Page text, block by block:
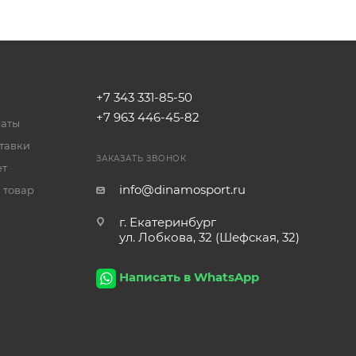
товар
+7 343 331-85-50
+7 963 446-45-82
ЗАКАЗАТЬ ЗВОНОК
info@dinamosport.ru
г. Екатеринбург
ул. Лобкова, 32 (Шефская, 32)
Написать в WhatsApp